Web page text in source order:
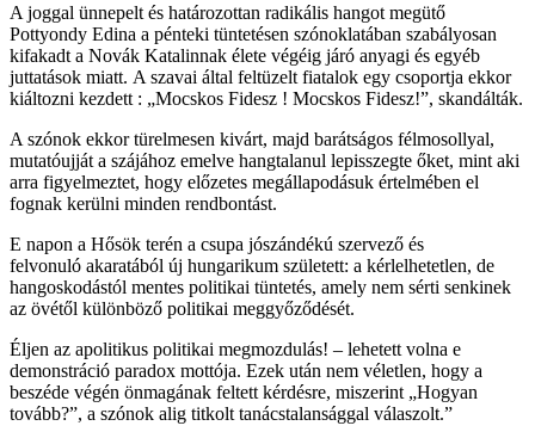
A joggal ünnepelt és határozottan radikális hangot megütő
Pottyondy Edina a pénteki tüntetésen szónoklatában szabályosan
kifakadt a Novák Katalinnak élete végéig járó anyagi és egyéb
juttatások miatt. A szavai által feltüzelt fiatalok egy csoportja ekkor
kiáltozni kezdett : „Mocskos Fidesz ! Mocskos Fidesz!”, skandálták.
A szónok ekkor türelmesen kivárt, majd barátságos félmosollyal,
mutatóujját a szájához emelve hangtalanul lepisszegte őket, mint aki
arra figyelmeztet, hogy előzetes megállapodásuk értelmében el
fognak kerülni minden rendbontást.
E napon a Hősök terén a csupa jószándékú szervező és
felvonuló akaratából új hungarikum született: a kérlelhetetlen, de
hangoskodástól mentes politikai tüntetés, amely nem sérti senkinek
az övétől különböző politikai meggyőződését.
Éljen az apolitikus politikai megmozdulás! – lehetett volna e
demonstráció paradox mottója. Ezek után nem véletlen, hogy a
beszéde végén önmagának feltett kérdésre, miszerint „Hogyan
tovább?”, a szónok alig titkolt tanácstalansággal válaszolt.”